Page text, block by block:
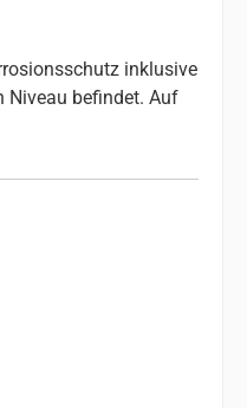
inklusive
Niveau befindet. Auf